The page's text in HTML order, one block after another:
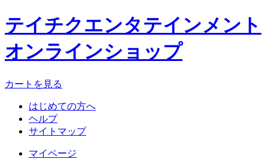
テイチクエンタテインメント
オンラインショップ
カートを見る
はじめての方へ
ヘルプ
サイトマップ
マイページ